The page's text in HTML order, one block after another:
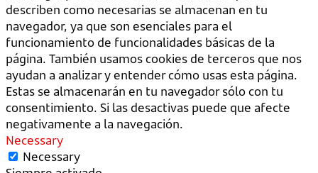
describen como necesarias se almacenan en tu
navegador, ya que son esenciales para el
funcionamiento de funcionalidades básicas de la
página. También usamos cookies de terceros que nos
ayudan a analizar y entender cómo usas esta página.
Estas se almacenarán en tu navegador sólo con tu
consentimiento. Si las desactivas puede que afecte
negativamente a la navegación.
Necessary
Necessary